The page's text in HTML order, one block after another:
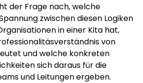
der Frage nach, welche
zwischen diesen Logiken
in einer Kita hat,
von
und welche konkreten
sich daraus für die
und Leitungen ergeben.